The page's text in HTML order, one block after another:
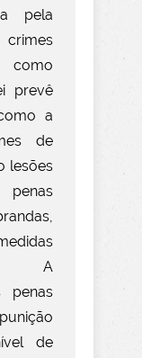
pela
crimes
como
prevê
a
de
lesões
A
penas
de